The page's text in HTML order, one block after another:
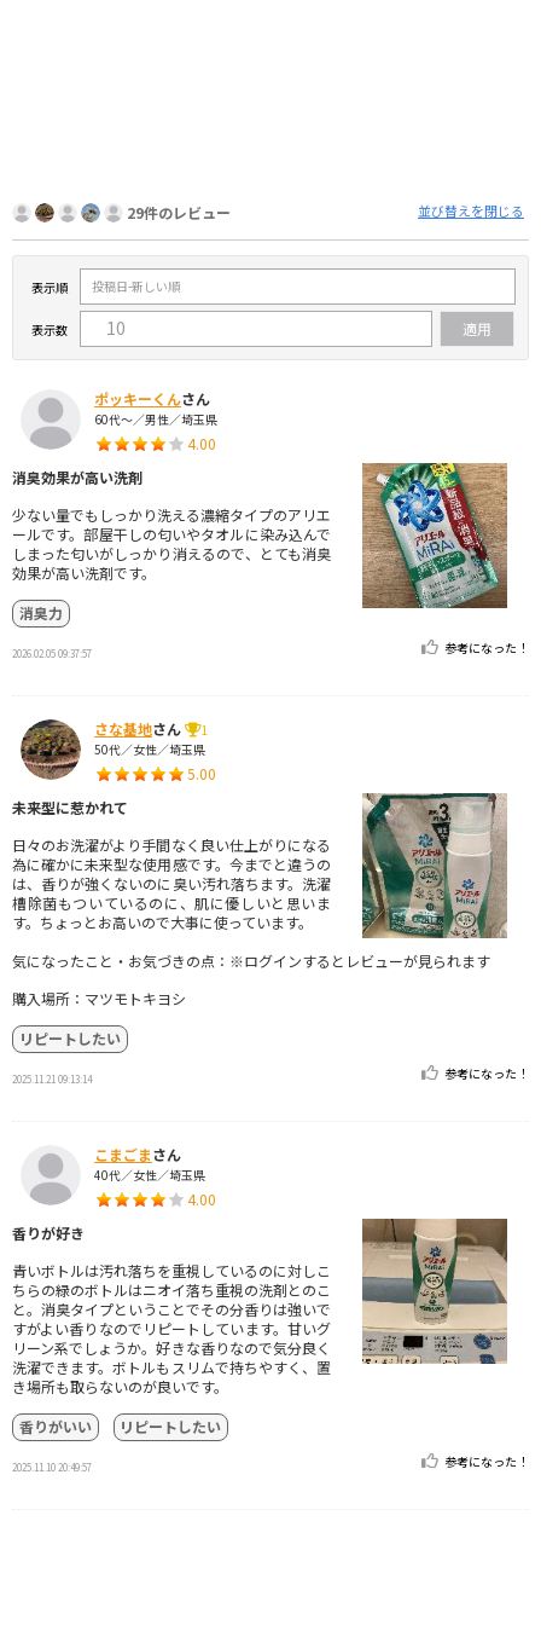
29件のレビュー 並び替えを閉じる
表示順
表示数
ポッキーくんさん
60代～／男性／埼玉県
4.00
消臭効果が高い洗剤
少ない量でもしっかり洗える濃縮タイプのアリエ
ールです。部屋干しの匂いやタオルに染み込んで
しまった匂いがしっかり消えるので、とても消臭
効果が高い洗剤です。
消臭力
2026.02.05 09:37:57 参考になった！
さな基地さん
1
50代／女性／埼玉県
5.00
未来型に惹かれて
日々のお洗濯がより手間なく良い仕上がりになる
為に確かに未来型な使用感です。今までと違うの
は、香りが強くないのに臭い汚れ落ちます。洗濯
槽除菌もついているのに、肌に優しいと思いま
す。ちょっとお高いので大事に使っています。
気になったこと・お気づきの点：※ログインするとレビューが見られます
購入場所：マツモトキヨシ
リピートしたい
2025.11.21 09:13:14 参考になった！
こまごまさん
40代／女性／埼玉県
4.00
香りが好き
青いボトルは汚れ落ちを重視しているのに対しこ
ちらの緑のボトルはニオイ落ち重視の洗剤とのこ
と。消臭タイプということでその分香りは強いで
すがよい香りなのでリピートしています。甘いグ
リーン系でしょうか。好きな香りなので気分良く
洗濯できます。ボトルもスリムで持ちやすく、置
き場所も取らないのが良いです。
香りがいい
リピートしたい
2025.11.10 20:49:57 参考になった！